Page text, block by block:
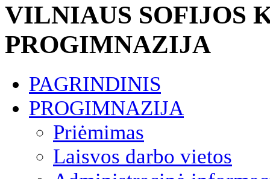
VILNIAUS SOFIJOS
PROGIMNAZIJA
PAGRINDINIS
PROGIMNAZIJA
Priėmimas
Laisvos darbo vietos